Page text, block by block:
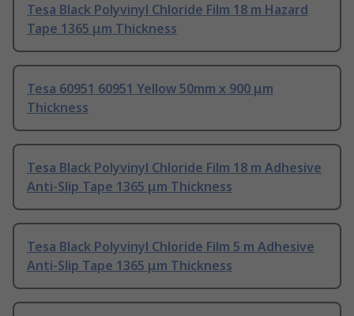
Tesa Black Polyvinyl Chloride Film 18 m Hazard
Tape 1365 μm Thickness
Tesa 60951 60951 Yellow 50mm x 900 μm
Thickness
Tesa Black Polyvinyl Chloride Film 18 m Adhesive
Anti-Slip Tape 1365 μm Thickness
Tesa Black Polyvinyl Chloride Film 5 m Adhesive
Anti-Slip Tape 1365 μm Thickness